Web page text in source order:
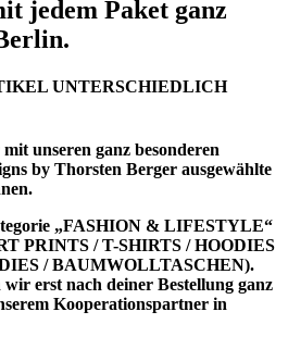
jedem Paket ganz
UNTERSCHIEDLICH
unseren ganz besonderen
by Thorsten Berger ausgewählte
„FASHION & LIFESTYLE“
PRINTS / T-SHIRTS / HOODIES
/ BAUMWOLLTASCHEN).
wir erst nach deiner Bestellung ganz
Kooperationspartner in